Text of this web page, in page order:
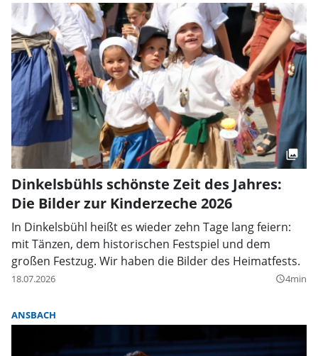
Dinkelsbühls schönste Zeit des Jahres:
Die Bilder zur Kinderzeche 2026
In Dinkelsbühl heißt es wieder zehn Tage lang feiern:
mit Tänzen, dem historischen Festspiel und dem
großen Festzug. Wir haben die Bilder des Heimatfests.
18.07.2026 query_builder4min
ANSBACH